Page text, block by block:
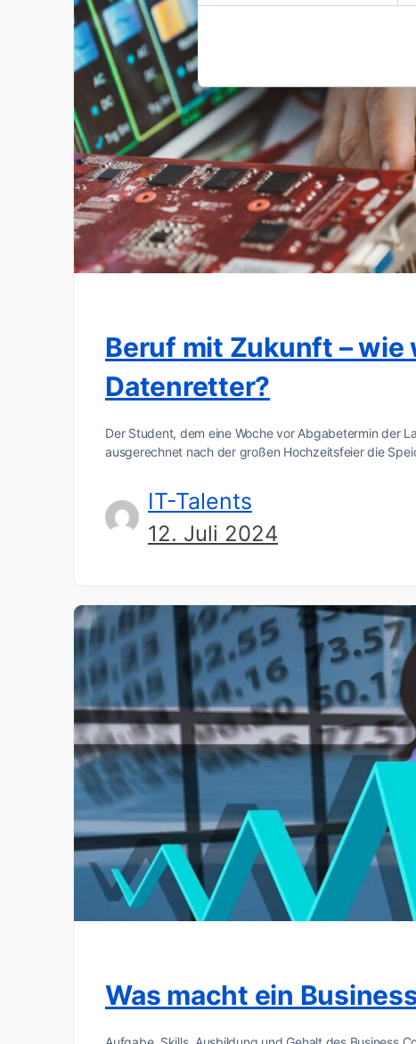
Beruf mit Zukunft – wie
Datenretter?
Der Student, dem eine Woche vor Abgabetermin der
ausgerechnet nach der großen Hochzeitsfeier die
IT-Talents
12. Juli 2024
Was macht ein